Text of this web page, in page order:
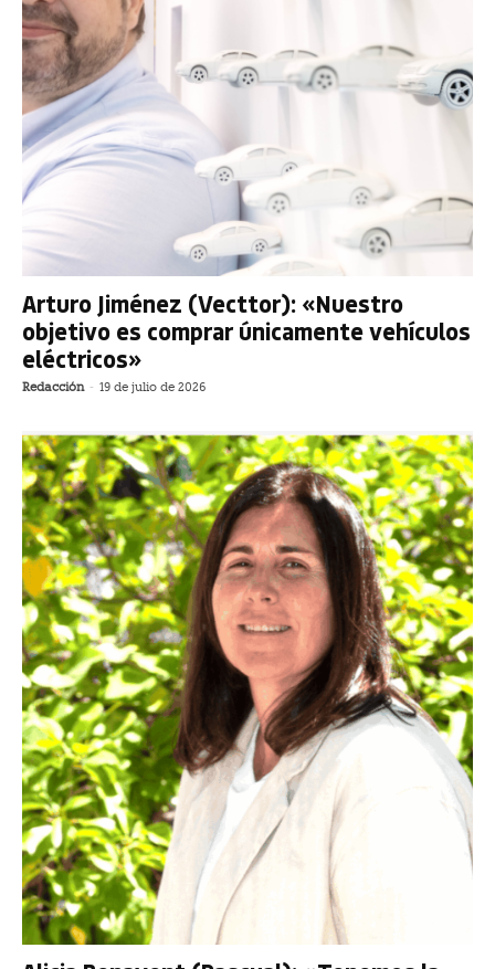
Arturo Jiménez (Vecttor): «Nuestro
objetivo es comprar únicamente vehículos
eléctricos»
Redacción - 19 de julio de 2026